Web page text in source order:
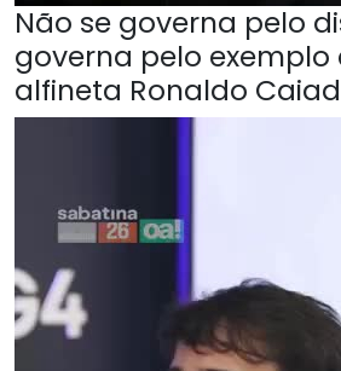
Não se governa pelo
governa pelo exemplo
alfineta Ronaldo